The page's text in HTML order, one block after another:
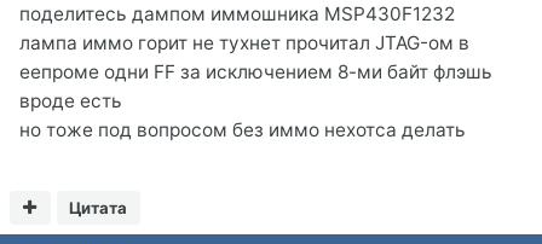
поделитесь дампом иммошника MSP430F1232
лампа иммо горит не тухнет прочитал JTAG-ом в
еепроме одни FF за исключением 8-ми байт флэшь
вроде есть
но тоже под вопросом без иммо нехотса делать
Цитата